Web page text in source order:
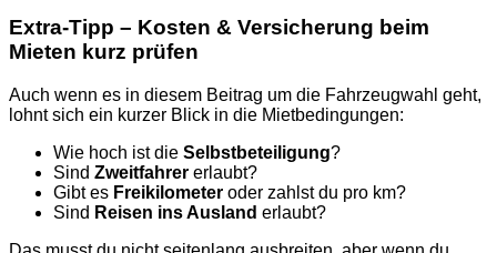
Extra-Tipp – Kosten & Versicherung beim
Mieten kurz prüfen
Auch wenn es in diesem Beitrag um die Fahrzeugwahl geht,
lohnt sich ein kurzer Blick in die Mietbedingungen:
Wie hoch ist die Selbstbeteiligung?
Sind Zweitfahrer erlaubt?
Gibt es Freikilometer oder zahlst du pro km?
Sind Reisen ins Ausland erlaubt?